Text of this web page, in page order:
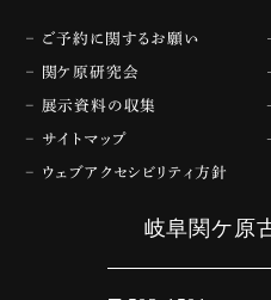
ご予約に関するお願い
関ケ原研究会
展示資料の収集
サイトマップ
ウェブアクセシビリティ方針
岐阜関ケ原